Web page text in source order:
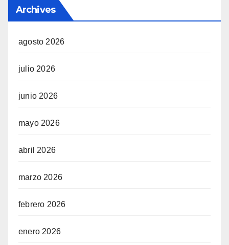
Archives
agosto 2026
julio 2026
junio 2026
mayo 2026
abril 2026
marzo 2026
febrero 2026
enero 2026